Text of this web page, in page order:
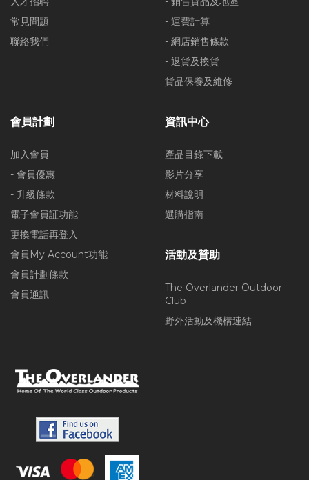
常見問題
聯絡我們
- 運費計算
- 網店銷售條款
- 退貨及換貨
貨品保養及維修
會員計劃
加入會員
- 會員優惠
- 升級條款
電子會員証功能
更換電話再登入
會員My Account功能
會員計劃條款
會員通訊
資訊中心
產品目錄下載
影片分享
材料說明
選購指南
活動及贊助
The Overlander Outdoor
Club
野外活動及機構連結